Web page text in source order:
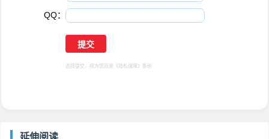
QQ：
选择提交，视为您同意 《隐私保障》 条例
延伸阅读